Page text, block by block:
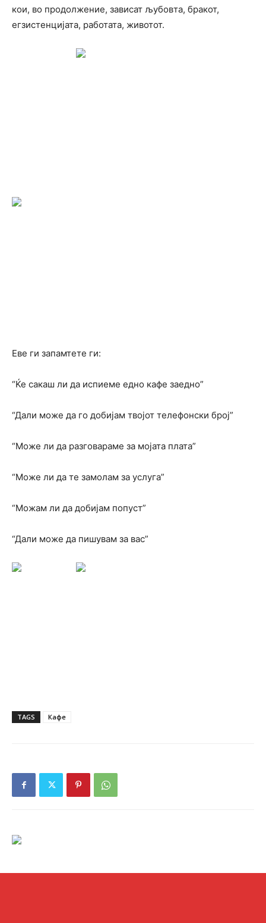
кои, во продолжение, зависат љубовта, бракот,
егзистенцијата, работата, животот.
Еве ги запамтете ги:
“Ќе сакаш ли да испиеме едно кафе заедно”
“Дали може да го добијам твојот телефонски број”
“Може ли да разговараме за мојата плата”
“Може ли да те замолам за услуга”
“Можам ли да добијам попуст”
“Дали може да пишувам за вас”
TAGS Кафе